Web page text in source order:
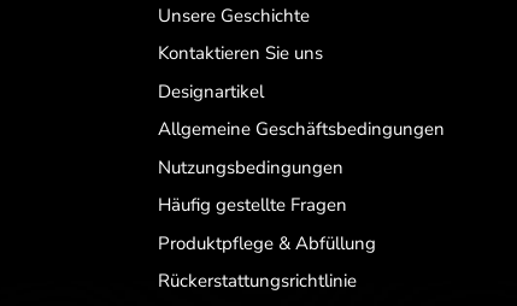
Unsere Geschichte
Kontaktieren Sie uns
Designartikel
Allgemeine Geschäftsbedingungen
Nutzungsbedingungen
Häufig gestellte Fragen
Produktpflege & Abfüllung
Rückerstattungsrichtlinie